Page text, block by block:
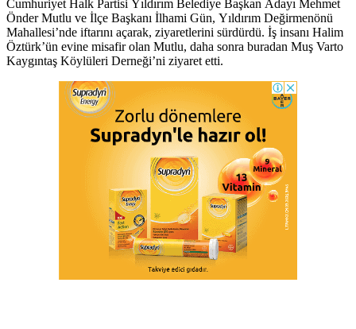
Cumhuriyet Halk Partisi Yıldırım Belediye Başkan Adayı Mehmet
Önder Mutlu ve İlçe Başkanı İlhami Gün, Yıldırım Değirmenönü
Mahallesi’nde iftarını açarak, ziyaretlerini sürdürdü. İş insanı Halim
Öztürk’ün evine misafir olan Mutlu, daha sonra buradan Muş Varto
Kaygıntaş Köylüleri Derneği’ni ziyaret etti.